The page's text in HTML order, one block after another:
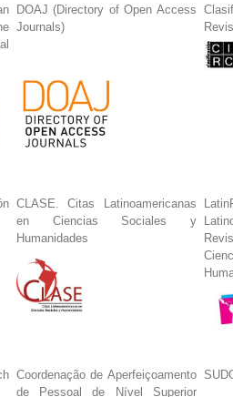
DOAJ (Directory of Open Access
Journals)
CLASE. Citas Latinoamericanas
en Ciencias Sociales y
Humanidades
Coordenação de Aperfeiçoamento
de Pessoal de Nível Superior